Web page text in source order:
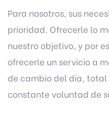
Para nosotros, sus
prioridad. Ofrecerle lo
nuestro objetivo, y por
ofrecerle un servicio a
de cambio del día,
constante voluntad de